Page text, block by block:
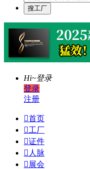
Hi~登录
登录
注册
首页
工厂
证件
 人脉
 展会